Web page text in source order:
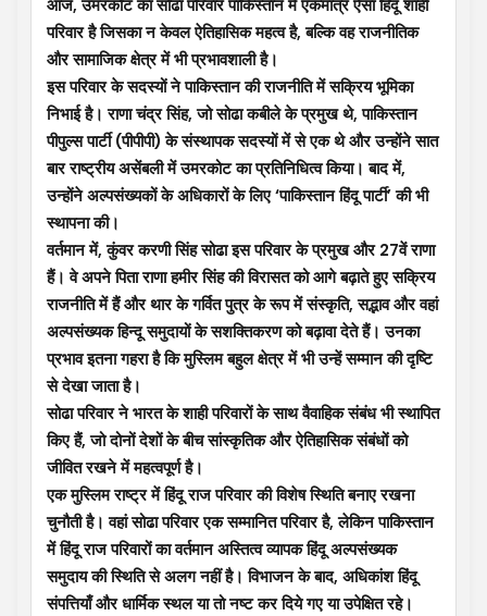
आज, उमरकोट का सोढा परिवार पाकिस्तान में एकमात्र ऐसा हिंदू शाही
परिवार है जिसका न केवल ऐतिहासिक महत्व है, बल्कि वह राजनीतिक
और सामाजिक क्षेत्र में भी प्रभावशाली है।
इस परिवार के सदस्यों ने पाकिस्तान की राजनीति में सक्रिय भूमिका
निभाई है। राणा चंद्र सिंह, जो सोढा कबीले के प्रमुख थे, पाकिस्तान
पीपुल्स पार्टी (पीपीपी) के संस्थापक सदस्यों में से एक थे और उन्होंने सात
बार राष्ट्रीय असेंबली में उमरकोट का प्रतिनिधित्व किया। बाद में,
उन्होंने अल्पसंख्यकों के अधिकारों के लिए ‘पाकिस्तान हिंदू पार्टी’ की भी
स्थापना की।
वर्तमान में, कुंवर करणी सिंह सोढा इस परिवार के प्रमुख और 27वें राणा
हैं। वे अपने पिता राणा हमीर सिंह की विरासत को आगे बढ़ाते हुए सक्रिय
राजनीति में हैं और थार के गर्वित पुत्र के रूप में संस्कृति, सद्भाव और वहां
अल्पसंख्यक हिन्दू समुदायों के सशक्तिकरण को बढ़ावा देते हैं। उनका
प्रभाव इतना गहरा है कि मुस्लिम बहुल क्षेत्र में भी उन्हें सम्मान की दृष्टि
से देखा जाता है।
सोढा परिवार ने भारत के शाही परिवारों के साथ वैवाहिक संबंध भी स्थापित
किए हैं, जो दोनों देशों के बीच सांस्कृतिक और ऐतिहासिक संबंधों को
जीवित रखने में महत्वपूर्ण है।
एक मुस्लिम राष्ट्र में हिंदू राज परिवार की विशेष स्थिति बनाए रखना
चुनौती है। वहां सोढा परिवार एक सम्मानित परिवार है, लेकिन पाकिस्तान
में हिंदू राज परिवारों का वर्तमान अस्तित्व व्यापक हिंदू अल्पसंख्यक
समुदाय की स्थिति से अलग नहीं है। विभाजन के बाद, अधिकांश हिंदू
संपत्तियाँ और धार्मिक स्थल या तो नष्ट कर दिये गए या उपेक्षित रहे।